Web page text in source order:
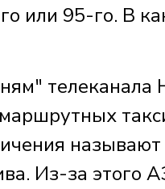
или 95-го. В
Из-за этого